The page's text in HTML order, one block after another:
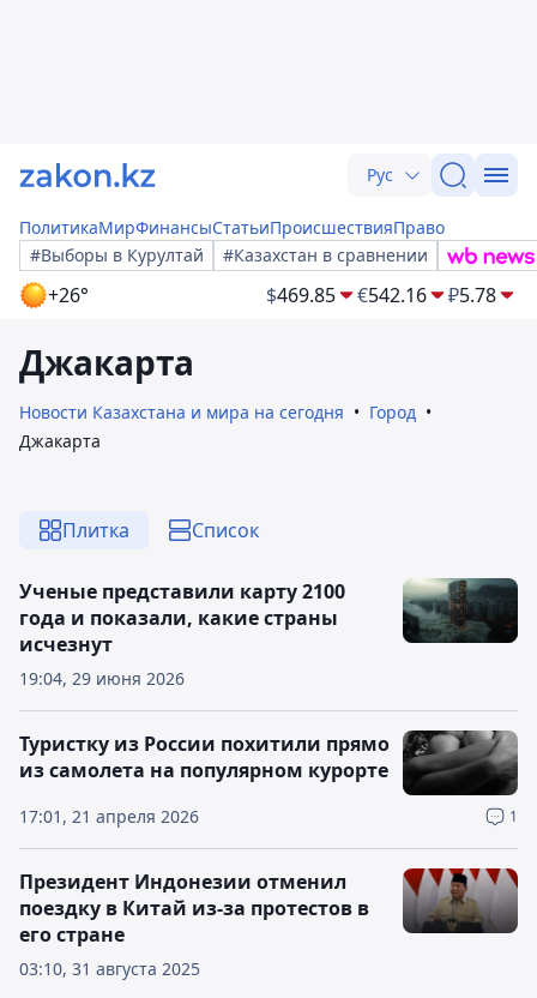
Рус
ПолитикаМирФинансыСтатьиПроисшествияПраво
#Выборы в Курултай
#Казахстан в сравнении
+26° $469.85 €542.16 ₽5.78
Джакарта
Новости Казахстана и мира на сегодня
Город
Джакарта
Плитка Список
19:04, 29 июня 2026
Ученые представили карту 2100
года и показали, какие страны
исчезнут
17:01, 21 апреля 2026 1
Туристку из России похитили прямо
из самолета на популярном курорте
03:10, 31 августа 2025
Президент Индонезии отменил
поездку в Китай из-за протестов в
его стране